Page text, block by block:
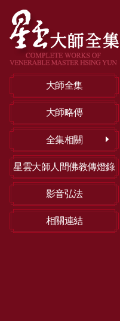
大師全集
大師略傳
全集相關
星雲大師人間佛教傳燈錄
影音弘法
相關連結